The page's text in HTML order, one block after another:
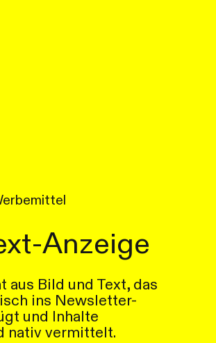
Anzeige
aus Bild und Text, das
ins Newsletter-
und Inhalte
nativ vermittelt.